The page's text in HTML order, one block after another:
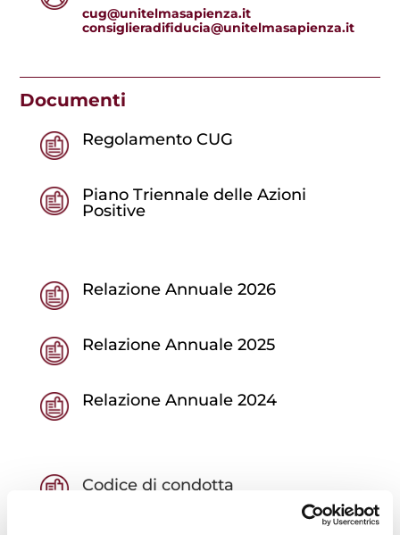
cug@unitelmasapienza.it
consiglieradifiducia@unitelmasapienza.it
Documenti
Regolamento CUG
Piano Triennale delle Azioni
Positive
Relazione Annuale 2026
Relazione Annuale 2025
Relazione Annuale 2024
Codice di condotta